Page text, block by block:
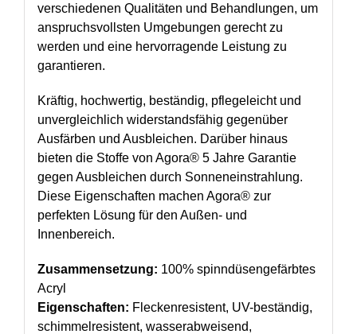
verschiedenen Qualitäten und Behandlungen, um
anspruchsvollsten Umgebungen gerecht zu
werden und eine hervorragende Leistung zu
garantieren.
Kräftig, hochwertig, beständig, pflegeleicht und
unvergleichlich widerstandsfähig gegenüber
Ausfärben und Ausbleichen. Darüber hinaus
bieten die Stoffe von Agora® 5 Jahre Garantie
gegen Ausbleichen durch Sonneneinstrahlung.
Diese Eigenschaften machen Agora® zur
perfekten Lösung für den Außen- und
Innenbereich.
Zusammensetzung: 100% spinndüsengefärbtes
Acryl
Eigenschaften: Fleckenresistent, UV-beständig,
schimmelresistent, wasserabweisend,